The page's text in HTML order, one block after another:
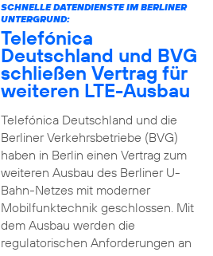
SCHNELLE DATENDIENSTE IM BERLINER
UNTERGRUND:
Telefónica
Deutschland und BVG
schließen Vertrag für
weiteren LTE-Ausbau
Telefónica Deutschland und die
Berliner Verkehrsbetriebe (BVG)
haben in Berlin einen Vertrag zum
weiteren Ausbau des Berliner U-
Bahn-Netzes mit moderner
Mobilfunktechnik geschlossen. Mit
dem Ausbau werden die
regulatorischen Anforderungen an